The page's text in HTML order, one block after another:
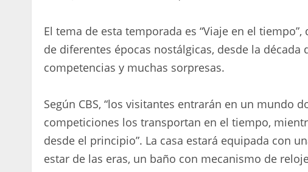
El tema de esta temporada es “Viaje en el
de diferentes épocas nostálgicas, desde la década
competencias y muchas sorpresas.
Según CBS, “los visitantes entrarán en un mundo
competiciones los transportan en el tiempo,
desde el principio”. La casa estará equipada con
estar de las eras, un baño con mecanismo de